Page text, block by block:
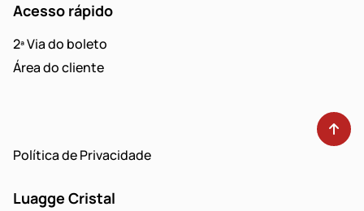
Acesso rápido
2ª Via do boleto
Área do cliente
Política de Privacidade
Luagge Cristal